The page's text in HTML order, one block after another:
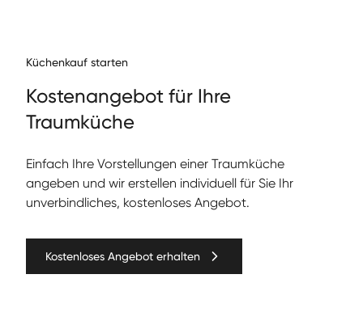
Küchenkauf starten
Kos­te­nange­bot für Ihre
Traumküche
Ein­fach Ihre Vorstel­lun­gen ein­er Traumküche
angeben und wir erstellen individuell für Sie Ihr
unverbindliches, kostenloses Angebot.
Kostenloses Angebot erhalten